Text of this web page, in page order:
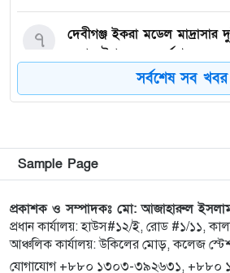
দেবীগঞ্জ ইকরা মডেল মাদ্রাসার
সম্পন্ন উপলক্ষে সংবর্ধনা
৭
কিশোরগঞ্জে ৮০ পিস ট্যাপেন্টাডল
৮
কিশোরগঞ্জে জুলাই গণঅভ্যুত্থান
প্রস্তুতিমূলক সভা অনুষ্ঠিত
৯
ভারসাম্যহীন ও লাগামহীন
স্বৈরাচারী হয়েছিলেন, একই পথে
গোলাম পরওয়ার
১০
সর্বশেষ সব খবর
Sample Page
প্রকাশক ও সম্পাদকঃ মো: আজাহারুল
প্রধান কার্যালয়: হাউস#১২/ই, রোড #১/১১,
আঞ্চলিক কার্যালয়: উকিলের মোড়, কলেজ
যোগাযোগ +৮৮০ ১৩০৩-৩৯২৬৩১, +৮৮০